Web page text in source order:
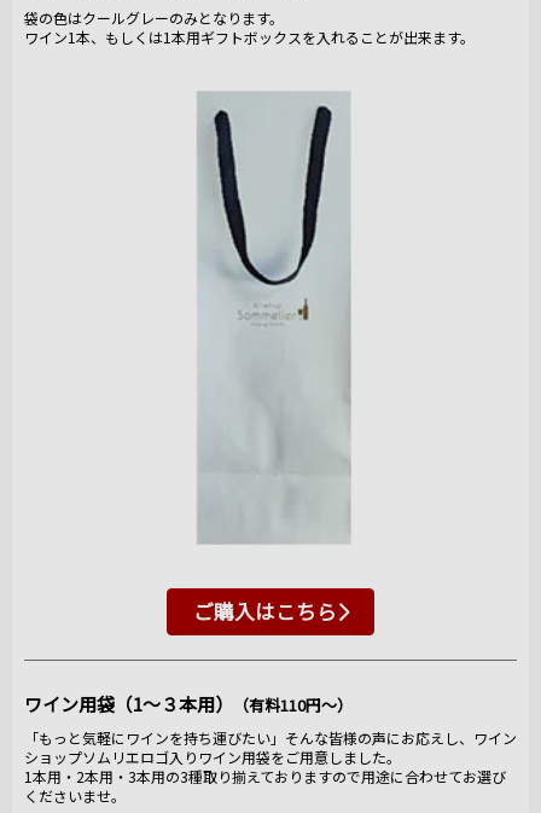
袋の色はクールグレーのみとなります。
ワイン1本、もしくは1本用ギフトボックスを入れることが出来ます。
ご購入はこちら
ワイン用袋（1～３本用） （有料110円～）
「もっと気軽にワインを持ち運びたい」そんな皆様の声にお応えし、ワイン
ショップソムリエロゴ入りワイン用袋をご用意しました。
1本用・2本用・3本用の3種取り揃えておりますので用途に合わせてお選び
くださいませ。